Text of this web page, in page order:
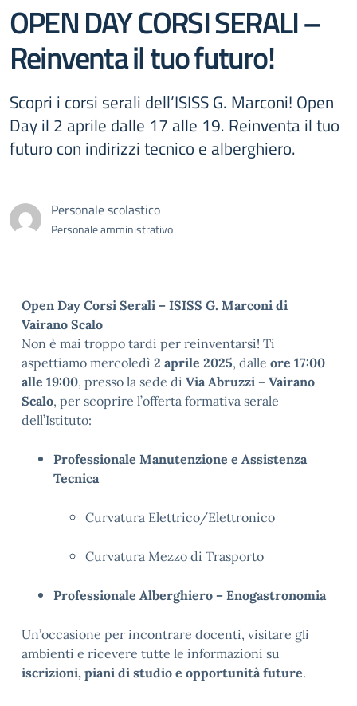
OPEN DAY CORSI SERALI –
Reinventa il tuo futuro!
Scopri i corsi serali dell’ISISS G. Marconi! Open
Day il 2 aprile dalle 17 alle 19. Reinventa il tuo
futuro con indirizzi tecnico e alberghiero.
Personale scolastico
Personale amministrativo
Open Day Corsi Serali – ISISS G. Marconi di
Vairano Scalo
Non è mai troppo tardi per reinventarsi! Ti
aspettiamo mercoledì 2 aprile 2025, dalle ore 17:00
alle 19:00, presso la sede di Via Abruzzi – Vairano
Scalo, per scoprire l’offerta formativa serale
dell’Istituto:
Professionale Manutenzione e Assistenza
Tecnica
Curvatura Elettrico/Elettronico
Curvatura Mezzo di Trasporto
Professionale Alberghiero – Enogastronomia
Un’occasione per incontrare docenti, visitare gli
ambienti e ricevere tutte le informazioni su
iscrizioni, piani di studio e opportunità future.